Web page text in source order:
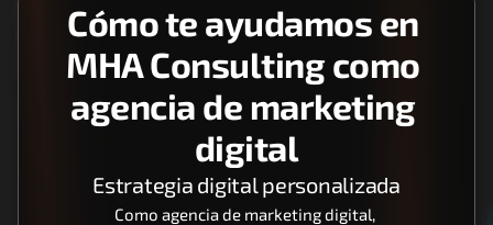
Cómo te ayudamos en
MHA Consulting como
agencia de marketing
digital
Estrategia digital personalizada
Como agencia de marketing digital,